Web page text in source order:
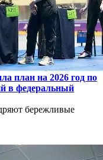
план на 2026 год по
в федеральный
бережливые